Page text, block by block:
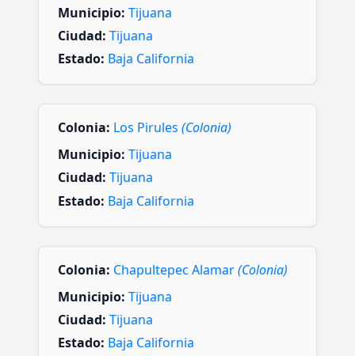
Municipio: Tijuana
Ciudad: Tijuana
Estado: Baja California
Colonia: Los Pirules (Colonia)
Municipio: Tijuana
Ciudad: Tijuana
Estado: Baja California
Colonia: Chapultepec Alamar(Colonia)
Municipio: Tijuana
Ciudad: Tijuana
Estado: Baja California